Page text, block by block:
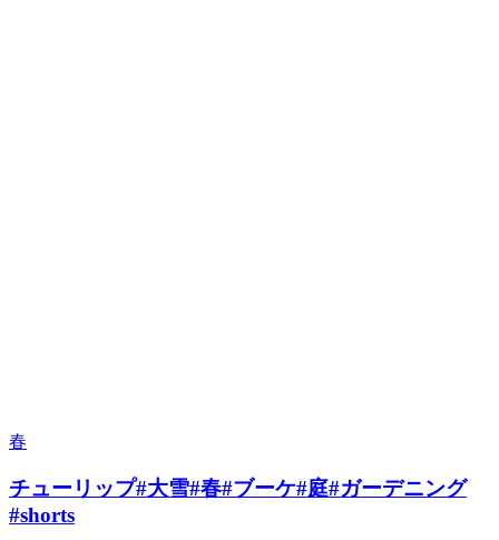
春
チューリップ#大雪#春#ブーケ#庭#ガーデニング
#shorts